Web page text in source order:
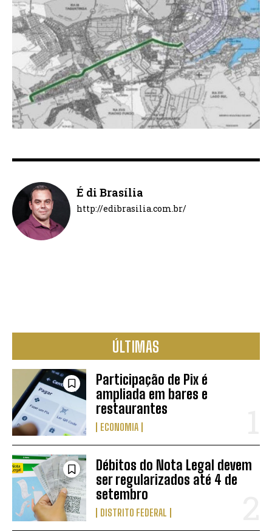
É di Brasília
http://edibrasilia.com.br/
ÚLTIMAS
Participação de Pix é
ampliada em bares e
restaurantes
ECONOMIA
Débitos do Nota Legal devem
ser regularizados até 4 de
setembro
DISTRITO FEDERAL